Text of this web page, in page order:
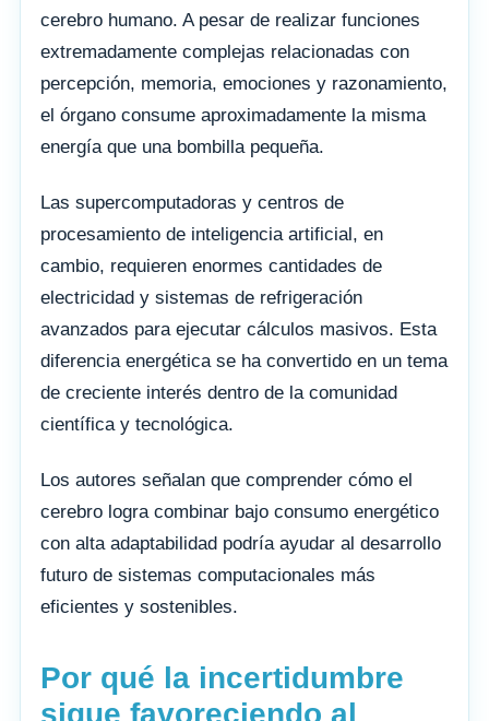
cerebro humano. A pesar de realizar funciones
extremadamente complejas relacionadas con
percepción, memoria, emociones y razonamiento,
el órgano consume aproximadamente la misma
energía que una bombilla pequeña.
Las supercomputadoras y centros de
procesamiento de inteligencia artificial, en
cambio, requieren enormes cantidades de
electricidad y sistemas de refrigeración
avanzados para ejecutar cálculos masivos. Esta
diferencia energética se ha convertido en un tema
de creciente interés dentro de la comunidad
científica y tecnológica.
Los autores señalan que comprender cómo el
cerebro logra combinar bajo consumo energético
con alta adaptabilidad podría ayudar al desarrollo
futuro de sistemas computacionales más
eficientes y sostenibles.
Por qué la incertidumbre
sigue favoreciendo al